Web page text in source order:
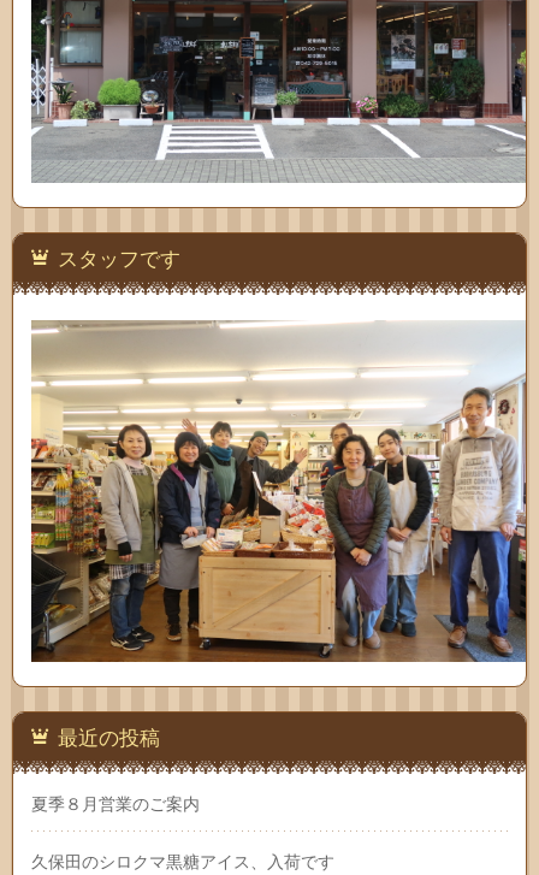
スタッフです
最近の投稿
夏季８月営業のご案内
久保田のシロクマ黒糖アイス、入荷です